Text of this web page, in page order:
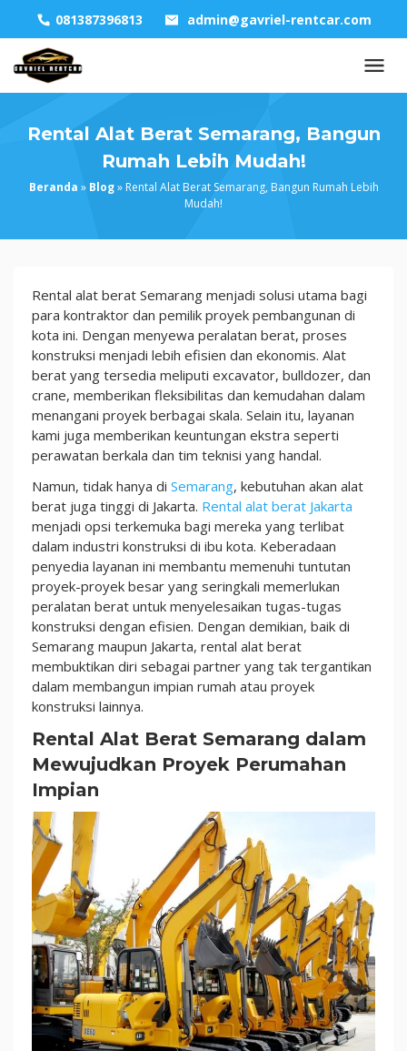
content
081387396813 admin@gavriel-rentcar.com
Rental Alat Berat Semarang, Bangun
Rumah Lebih Mudah!
Beranda » Blog» Rental Alat Berat Semarang, Bangun Rumah Lebih
Mudah!
Rental
Alat
Berat
Semarang,
Bangun
Rumah
Lebih
Mudah!
Rental alat berat Semarang menjadi solusi utama bagi
para kontraktor dan pemilik proyek pembangunan di
kota ini. Dengan menyewa peralatan berat, proses
konstruksi menjadi lebih efisien dan ekonomis. Alat
berat yang tersedia meliputi excavator, bulldozer, dan
crane, memberikan fleksibilitas dan kemudahan dalam
menangani proyek berbagai skala. Selain itu, layanan
kami juga memberikan keuntungan ekstra seperti
perawatan berkala dan tim teknisi yang handal.
Namun, tidak hanya di Semarang, kebutuhan akan alat
berat juga tinggi di Jakarta. Rental alat berat Jakarta
menjadi opsi terkemuka bagi mereka yang terlibat
dalam industri konstruksi di ibu kota. Keberadaan
penyedia layanan ini membantu memenuhi tuntutan
proyek-proyek besar yang seringkali memerlukan
peralatan berat untuk menyelesaikan tugas-tugas
konstruksi dengan efisien. Dengan demikian, baik di
Semarang maupun Jakarta, rental alat berat
membuktikan diri sebagai partner yang tak tergantikan
dalam membangun impian rumah atau proyek
konstruksi lainnya.
Rental Alat Berat Semarang dalam
Mewujudkan Proyek Perumahan
Impian